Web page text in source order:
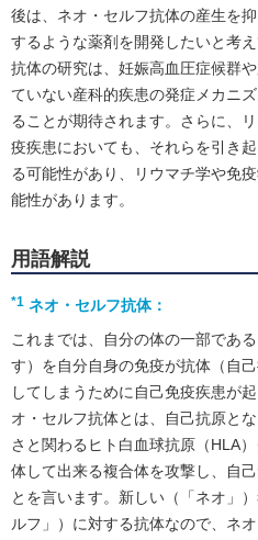
後は、ネオ・セルフ抗体の産生を
するような薬剤を開発したいと考
抗体の研究は、妊娠高血圧症候群
ていない産科的疾患の発症メカニ
ることが期待されます。さらに、
疫疾患においても、それらを引き
る可能性があり、リウマチ学や免
能性があります。
用語解説
*1 ネオ・セルフ抗体：
これまでは、自分の体の一部であ
す）を自分自身の免疫が抗体（自
してしまうために自己免疫疾患が
オ・セルフ抗体とは、自己抗原と
さと関わるヒト白血球抗原（HLA
体して出来る複合体を攻撃し、自
とを言います。新しい（「ネオ」
ルフ」）に対する抗体なので、ネ